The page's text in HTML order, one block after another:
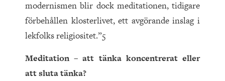
modernismen blir dock meditationen, tidigare
förbehållen klosterlivet, ett avgörande inslag i
lekfolks religiositet.”5
Meditation – att tänka koncentrerat eller
att sluta tänka?